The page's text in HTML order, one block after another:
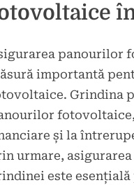
panourilor
importantă
Grindina
și la
urmare,
este